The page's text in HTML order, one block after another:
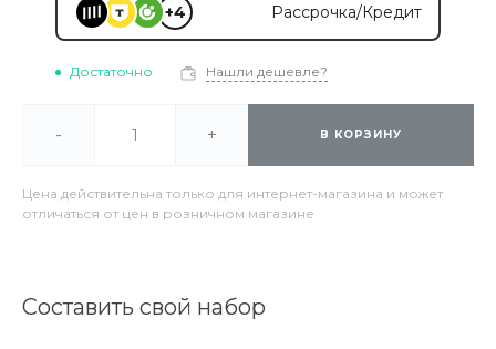
+4 Рассрочка/Кредит
Достаточно Нашли дешевле?
- + В КОРЗИНУ
Цена действительна только для интернет-магазина и может
отличаться от цен в розничном магазине
Составить свой набор